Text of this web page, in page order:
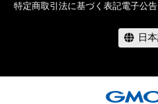
特定商取引法に基づく表記電子公告